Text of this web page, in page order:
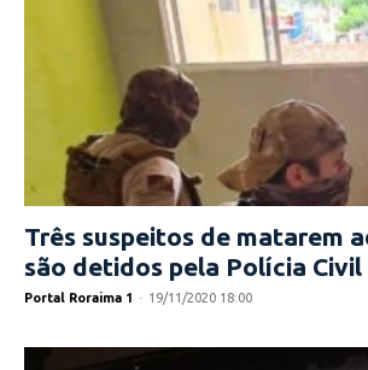
Três suspeitos de matarem
são detidos pela Polícia Civil
Portal Roraima 1 - 19/11/2020 18:00